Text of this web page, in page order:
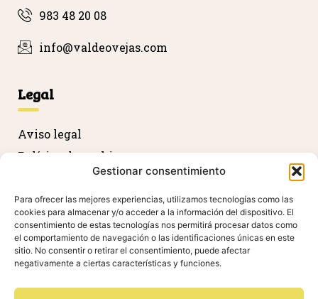
Gestionar consentimiento
Para ofrecer las mejores experiencias, utilizamos tecnologías como las
cookies para almacenar y/o acceder a la información del dispositivo. El
consentimiento de estas tecnologías nos permitirá procesar datos como
el comportamiento de navegación o las identificaciones únicas en este
sitio. No consentir o retirar el consentimiento, puede afectar
negativamente a ciertas características y funciones.
983 48 20 08
info@valdeovejas.com
Legal
Aviso legal
Política de cookies
Política de privacidad
Devolución y reembolso
Declaración de accesibilidad
Agradecimientos